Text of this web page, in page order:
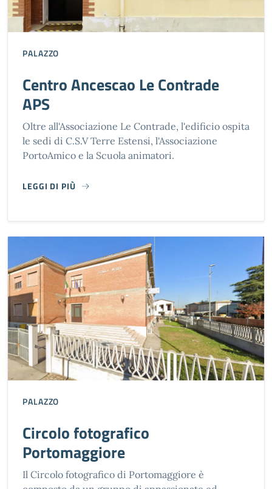
PALAZZO
Centro Ancescao Le Contrade
APS
Oltre all'Associazione Le Contrade, l'edificio ospita
le sedi di C.S.V Terre Estensi, l'Associazione
PortoAmico e la Scuola animatori.
LEGGI DI PIÙ
CENTRO ANCESCAO LE CONTRADE APS
PALAZZO
Circolo fotografico
Portomaggiore
Il Circolo fotografico di Portomaggiore è